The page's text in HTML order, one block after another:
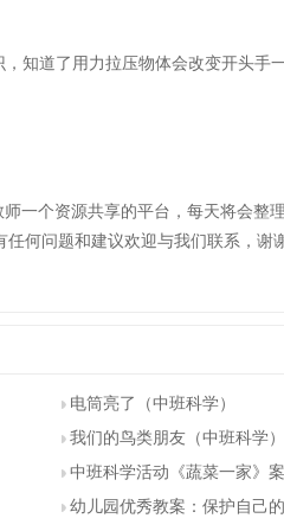
道了用力拉压物体会改变开头手
一个资源共享的平台，每天将会整
何问题和建议欢迎与我们联系，谢
电筒亮了（中班科学）
我们的鸟类朋友（中班科学）
中班科学活动《蔬菜一家》
幼儿园优秀教案：保护自己